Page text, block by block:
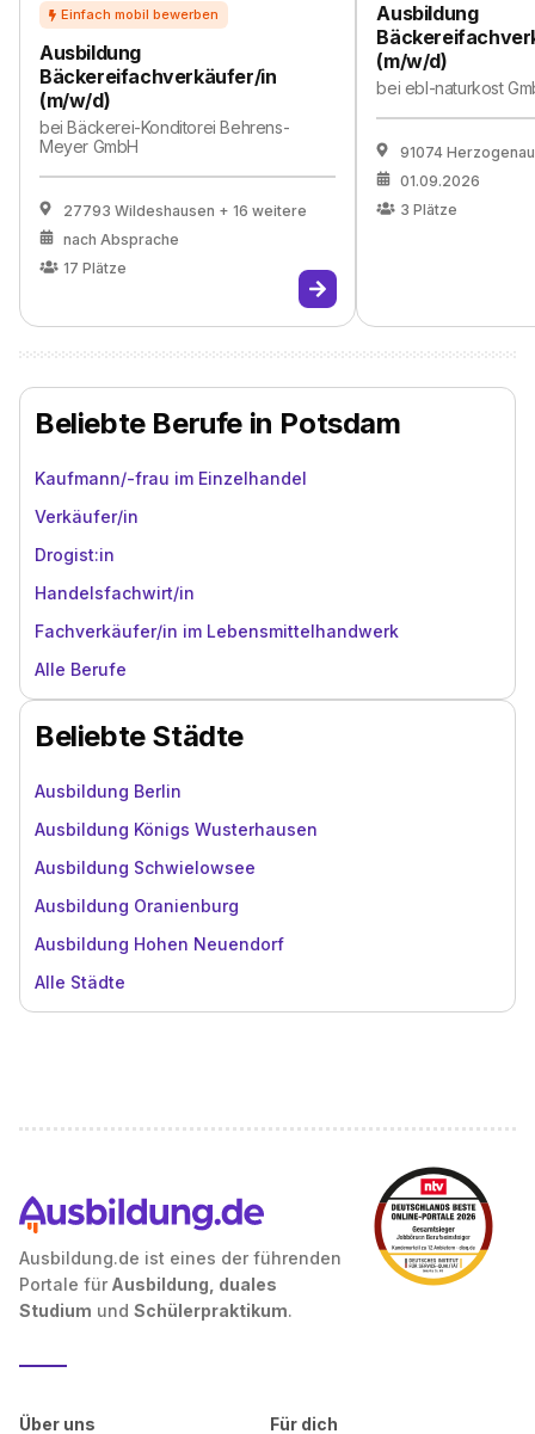
Ausbildung
Bäckereifachverkäufer/in
(m/w/d)
beiBäckerei-Konditorei Behrens-
Meyer GmbH
27793 Wildeshausen + 16 weitere
nach Absprache
17 Plätze
Ausbildung
(m/w/d)
bei ebl-naturkost
91074
01.09.2026
3 Plätze
Beliebte Berufe in Potsdam
Kaufmann/-frau im Einzelhandel
Verkäufer/in
Drogist:in
Handelsfachwirt/in
Fachverkäufer/in im Lebensmittelhandwerk
Alle Berufe
Beliebte Städte
Ausbildung Berlin
Ausbildung Königs Wusterhausen
Ausbildung Schwielowsee
Ausbildung Oranienburg
Ausbildung Hohen Neuendorf
Alle Städte
Ausbildung.de ist eines der führenden
Portale für Ausbildung, duales
Studium und Schülerpraktikum.
Über uns Für dich